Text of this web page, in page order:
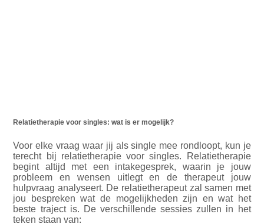
Relatietherapie voor singles: wat is er mogelijk?
Voor elke vraag waar jij als single mee rondloopt, kun je
terecht bij relatietherapie voor singles. Relatietherapie
begint altijd met een intakegesprek, waarin je jouw
probleem en wensen uitlegt en de therapeut jouw
hulpvraag analyseert. De relatietherapeut zal samen met
jou bespreken wat de mogelijkheden zijn en wat het
beste traject is. De verschillende sessies zullen in het
teken staan van: